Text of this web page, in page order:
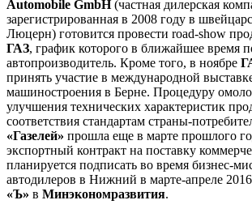
Automobile GmbH(частная дилерская
зарегистрированная в 2008 году в
Люцерн) готовится провести road-show
ГАЗ, график которого в ближайшее время
автопроизводитель. Кроме того, в ноябре
принять участие в международной
машиностроения в Берне. Процедуру
улучшения технических характеристик
соответствия стандартам страны-
«Газелей» прошла еще в марте прошлого
экспортный контракт на поставку
планируется подписать во время бизнес-
автодилеров в Нижний в марте-апреле
«Ъ» в Минэкономразвития.